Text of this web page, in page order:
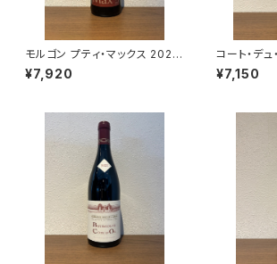
モルゴン プティ・マックス 2022
ギィ・ブルトン 赤ワイン 750ml
¥7,920
コート・デュ
ド・ラ・ヴ
ワイン ジュ
¥7,150